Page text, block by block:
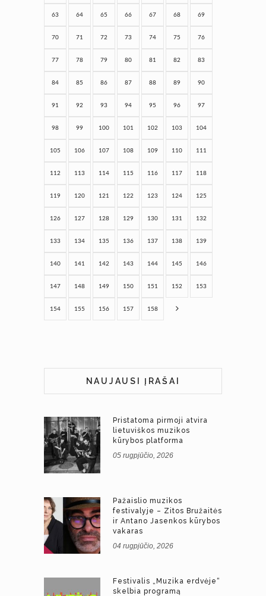
63 64 65 66 67 68 69
70 71 72 73 74 75 76
77 78 79 80 81 82 83
84 85 86 87 88 89 90
91 92 93 94 95 96 97
98 99 100 101 102 103 104
105 106 107 108 109 110 111
112 113 114 115 116 117 118
119 120 121 122 123 124 125
126 127 128 129 130 131 132
133 134 135 136 137 138 139
140 141 142 143 144 145 146
147 148 149 150 151 152 153
154 155 156 157 158
NAUJAUSI ĮRAŠAI
Pristatoma pirmoji atvira
lietuviškos muzikos
kūrybos platforma
05 rugpjūčio, 2026
Pažaislio muzikos
festivalyje – Zitos Bružaitės
ir Antano Jasenkos kūrybos
vakaras
04 rugpjūčio, 2026
Festivalis „Muzika erdvėje“
skelbia programą